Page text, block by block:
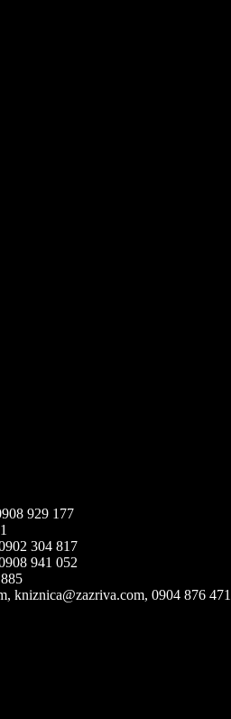
929 177
304 817
941 052
kniznica@zazriva.com, 0904 876 471